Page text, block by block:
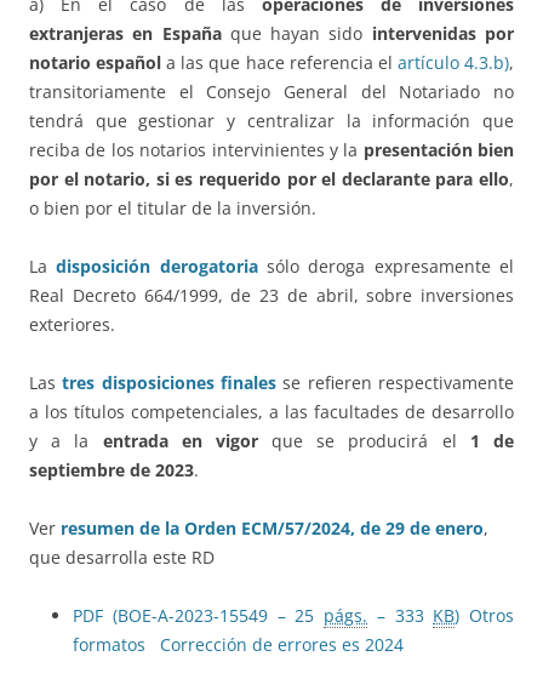
a) En el caso de las operaciones de inversiones
extranjeras en Españaque hayan sido intervenidas por
notario español a las que hace referencia el artículo 4.3.b),
transitoriamente el Consejo General del Notariado no
tendrá que gestionar y centralizar la información que
reciba de los notarios intervinientes y la presentación bien
por el notario, si es requerido por el declarante para ello,
o bien por el titular de la inversión.
Ladisposición derogatoriasólo deroga expresamente el
Real Decreto 664/1999, de 23 de abril, sobre inversiones
exteriores.
Lastres disposiciones finales se refieren respectivamente
a los títulos competenciales, a las facultades de desarrollo
y a la entrada en vigorque se producirá el 1 de
septiembre de 2023.
Ver resumen de la Orden ECM/57/2024, de 29 de enero,
que desarrolla este RD
PDF (BOE-A-2023-15549 – 25 págs. – 333 KB) Otros
formatos
Corrección de errores es 2024